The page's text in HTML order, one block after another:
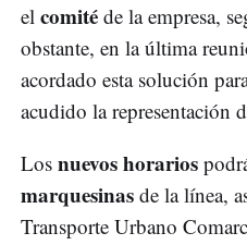
el comité de la empresa,
obstante, en la última
acordado esta solución
acudido la representación
Los nuevos horarios
marquesinas de la línea,
Transporte Urbano